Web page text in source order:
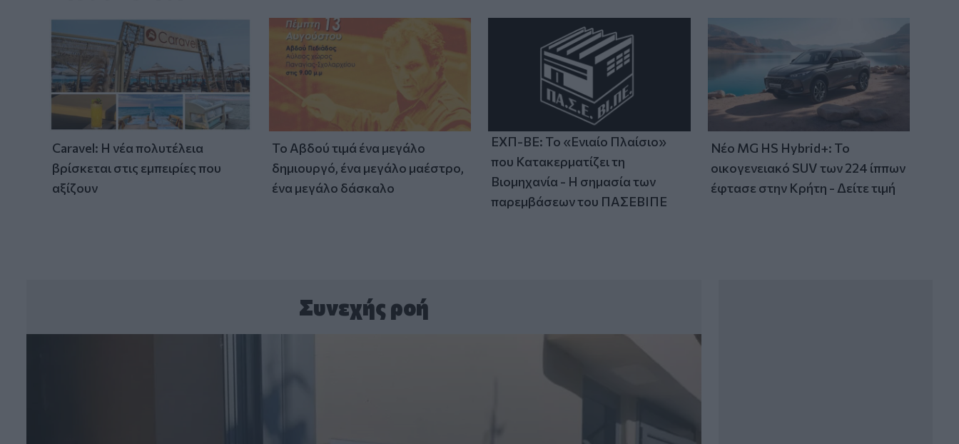
Caravel: Η νέα πολυτέλεια
βρίσκεται στις εμπειρίες που
αξίζουν
Το Αβδού τιμά ένα μεγάλο
δημιουργό, ένα μεγάλο μαέστρο,
ένα μεγάλο δάσκαλο
ΕΧΠ-ΒΕ: Το «Ενιαίο Πλαίσιο»
που Κατακερματίζει τη
Βιομηχανία - Η σημασία των
παρεμβάσεων του ΠΑΣΕΒΙΠΕ
Νέο MG HS Hybrid+: Το
οικογενειακό SUV των 224 ίππων
έφτασε στην Κρήτη - Δείτε τιμή
Συνεχής ροή